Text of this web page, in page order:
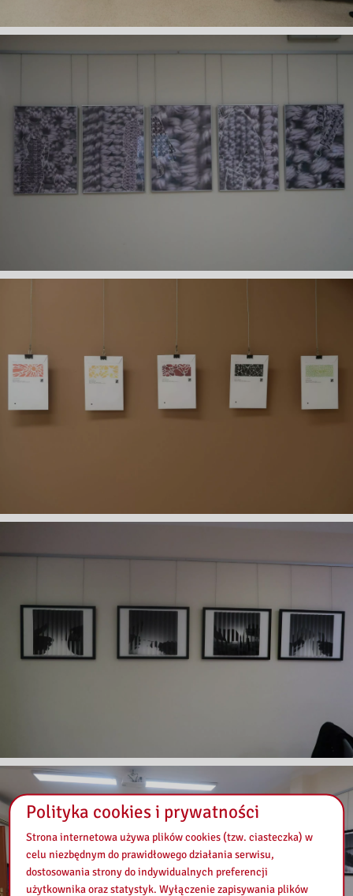
Polityka cookies i prywatności
Strona internetowa używa plików cookies (tzw. ciasteczka) w
celu niezbędnym do prawidłowego działania serwisu,
dostosowania strony do indywidualnych preferencji
użytkownika oraz statystyk. Wyłączenie zapisywania plików